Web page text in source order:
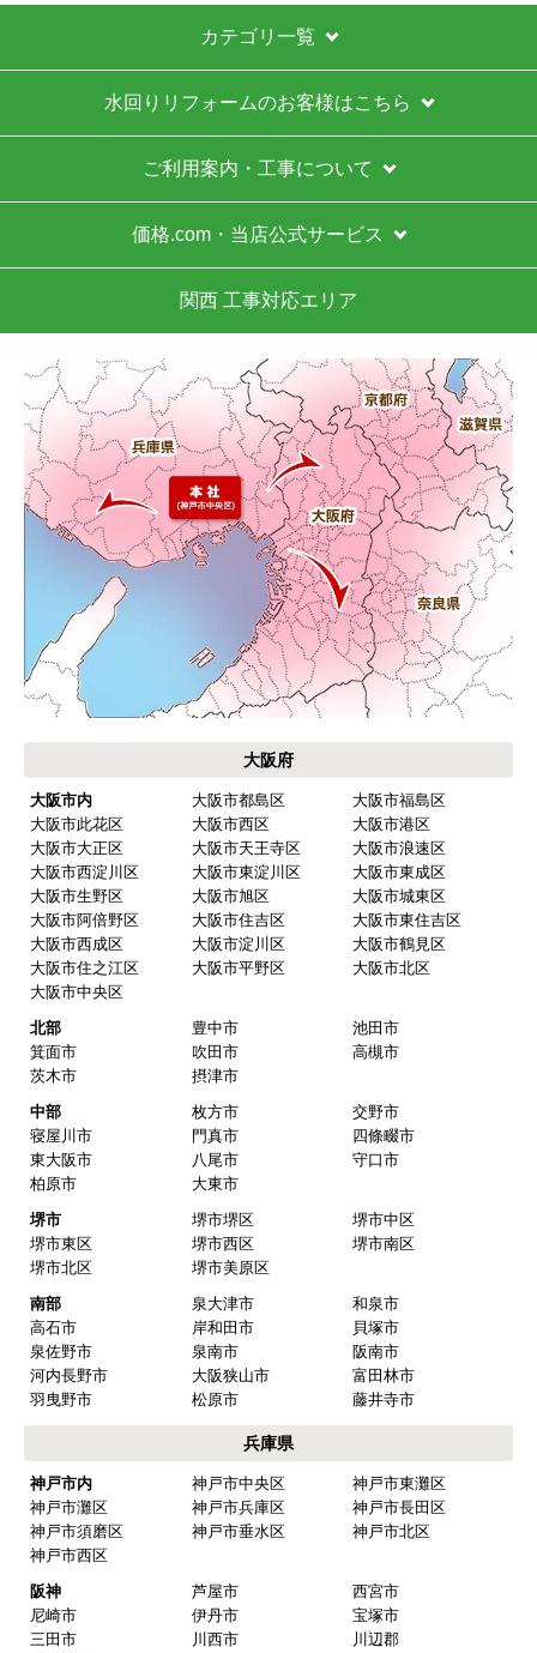
【その他感想・コメント】
工事まで少し待ちましたが、価格を重視する方には
かなりお得だと思います。余裕を持って待てる方に
はおすすめです。
Ikuma2555さん
はい
ショップからの連絡や対応は適切でしたか？
はい
予定の期日までに商品が届きましたか？
はい
商品の梱包は必要十分なものでしたか？
はい
またこのショップを利用したいですか？
はい
【注文商品】浄水器・整水器 【注文時
価格面と全体的に評価が 高かったので、数社と比
較して選びました。
【注文からどのくらいで届きましたか？】
商品は 直ぐに届くと連絡有りましたが 取り付け工
事の日程が 決って工事日の数日前に問題なく届き
ました。
【その他感想・コメント】
工事は 丁寧に交換してもらいました。一点、工事
前日連絡が 19時以降だったのが ややマイナスポイ
ントでした。
サンタとチャボさん
2026年4月1日 11:02
欲しい商品をスムーズに注文できましたか？
ショップからの連絡や対応は適切でしたか？
はい
予定の期日までに商品が届きましたか？
商品の梱包は必要十分なものでしたか？
はい
またこのショップを利用したいですか？
カテゴリ一覧
水回りリフォームのお客様はこちら
ご利用案内・工事について
価格.com・当店公式サービス
関西 工事対応エリア
大阪府
大阪市内 大阪市都島区
大阪市福島区
大阪市此花区
大阪市西区
大阪市港区
大阪市大正区
大阪市天王寺区
大阪市浪速区
大阪市西淀川区
大阪市東淀川区
大阪市東成区
大阪市生野区
大阪市旭区
大阪市城東区
大阪市阿倍野区
大阪市住吉区
大阪市東住吉区
大阪市西成区
大阪市淀川区
大阪市鶴見区
大阪市住之江区
大阪市平野区
大阪市北区
大阪市中央区
北部
豊中市
池田市
箕面市
吹田市
高槻市
茨木市
摂津市
中部
枚方市
交野市
寝屋川市
門真市
四條畷市
東大阪市
八尾市
守口市
柏原市
大東市
堺市
堺市堺区
堺市中区
堺市東区
堺市西区
堺市南区
堺市北区
堺市美原区
南部
泉大津市
和泉市
高石市
岸和田市
貝塚市
泉佐野市
泉南市
阪南市
河内長野市
大阪狭山市
富田林市
羽曳野市
松原市 藤井寺市
兵庫県
神戸市内 神戸市中央区
神戸市東灘区
神戸市灘区
神戸市兵庫区
神戸市長田区
神戸市須磨区
神戸市垂水区
神戸市北区
神戸市西区
阪神
芦屋市
西宮市
尼崎市
伊丹市
宝塚市
三田市
川西市
川辺郡